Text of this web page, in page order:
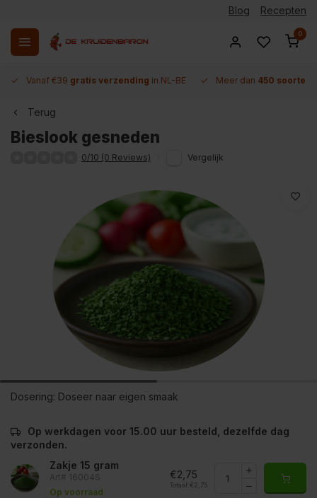
Blog Recepten
0
Vanaf €39 gratis verzending in NL-BE Meer dan 450 soorten
Terug
Bieslook gesneden
0/10 (0 Reviews) Vergelijk
Dosering: Doseer naar eigen smaak
Op werkdagen voor 15.00 uur besteld, dezelfde dag
verzonden.
Zakje 15 gram
Art# 16004S
Op voorraad
€2,75
Totaal: €2,75